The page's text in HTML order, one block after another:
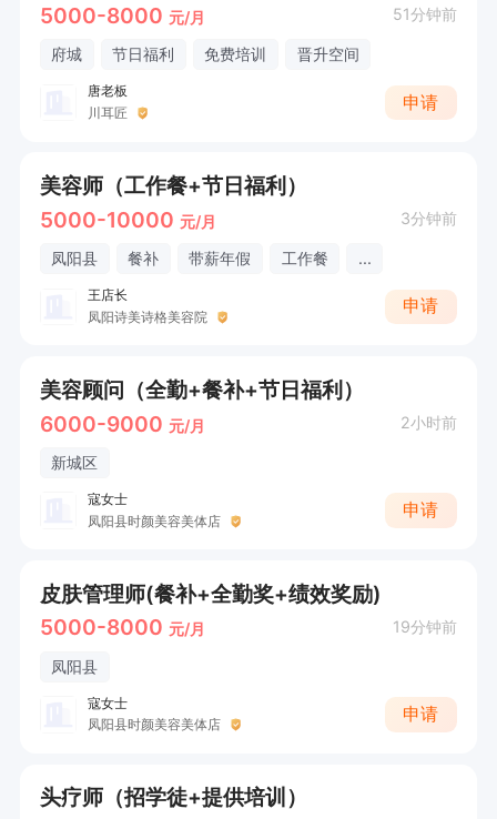
5000-8000 元/月 51分钟前
府城 节日福利 免费培训 晋升空间
唐老板
川耳匠
申请
美容师（工作餐+节日福利）
5000-10000 元/月 3分钟前
凤阳县 餐补 带薪年假 工作餐 ...
王店长
凤阳诗美诗格美容院
申请
美容顾问（全勤+餐补+节日福利）
6000-9000 元/月 2小时前
新城区
寇女士
凤阳县时颜美容美体店
申请
皮肤管理师(餐补+全勤奖+绩效奖励)
5000-8000 元/月 19分钟前
凤阳县
寇女士
凤阳县时颜美容美体店
申请
头疗师（招学徒+提供培训）